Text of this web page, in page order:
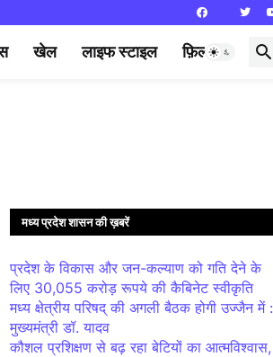
खेल लाइफ स्टाइल फ़िल्मी दुनिया
मध्य प्रदेश शासन की ख़बरें
प्रदेश के विकास और जन-कल्याण को गति देने के
लिए 30,055 करोड़ रूपये की कैबिनेट स्वीकृति
मध्य क्षेत्रीय परिषद् की अगली बैठक होगी उज्जैन में :
मुख्यमंत्री डॉ. यादव
कौशल प्रशिक्षण से बढ़ रहा बेटियों का आत्मविश्वास,